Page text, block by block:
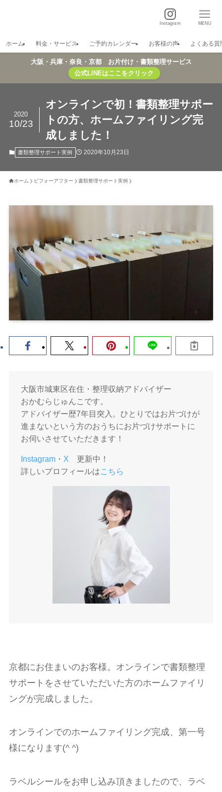
Instagram MENU
ホーム 料金・サービス ご予約カレンダー お客様の声 よくある質
大阪・兵庫・奈良・京都 お片付け・書類整理サービス
公式LINEはここをクリック
オンラインで初！書類整理サポー
トの方、ホームファイリング完
成しました！
2020
10/23
書類整理サポート実例 2020年10月23日
ホーム ビフォーアフター 書類整理サポート実例
大阪市城東区在住・整理収納アドバイザー
おかむらじゅんこです。
アドバイザー歴7年目突入。ひとりではお片づけが
進まないという方のおうちにお片づけサポートに
お伺いさせていただきます！
Instagram ・ X 更新中！
詳しいプロフィールはこちら
京都にお住まいのお客様。オンラインで書類整理
サポートをさせていただいた方のホームファイリ
ングが完成しました。
オンラインでのホームファイリング完成、第一号
様になります(^ ^)
ラベルシールをお申し込み頂きましたので、ラベ